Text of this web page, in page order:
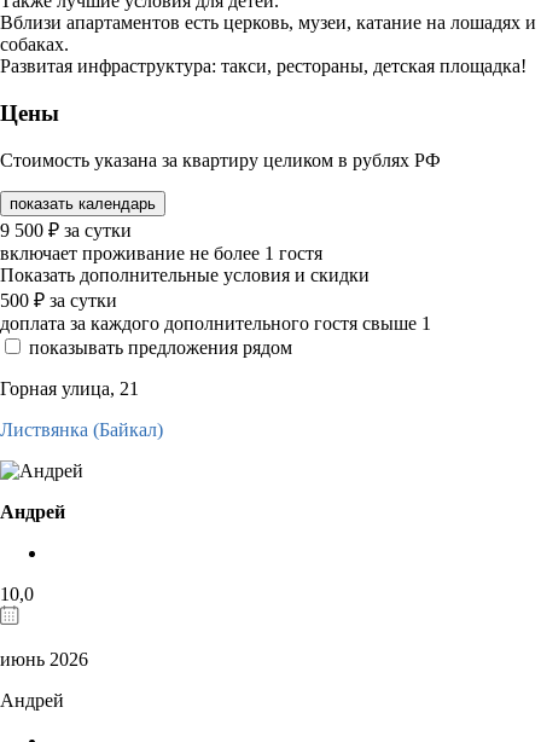
Вблизи апартаментов есть церковь, музеи, катание на лошадях и
собаках.
Развитая инфраструктура: такси, рестораны, детская площадка!
Цены
Стоимость указана за квартиру целиком в рублях РФ
показать календарь
9 500 ₽ за сутки
включает проживание не более 1 гостя
Показать дополнительные условия и скидки
500 ₽ за сутки
доплата за каждого дополнительного гостя свыше 1
показывать предложения рядом
Горная улица, 21
Листвянка (Байкал)
Андрей
10,0
июнь 2026
Андрей